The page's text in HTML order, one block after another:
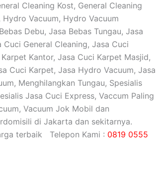
Cleaning Kost, General Cleaning
Hydro Vacuum, Hydro Vacuum
Debu, Jasa Bebas Tungau, Jasa
General Cleaning, Jasa Cuci
Kantor, Jasa Cuci Karpet Masjid,
Cuci Karpet, Jasa Hydro Vacuum, Jasa
Menghilangkan Tungau, Spesialis
Jasa Cuci Express, Vaccum Paling
Vacuum Jok Mobil dan
di Jakarta dan sekitarnya.
terbaik Telepon Kami : 0819 0555